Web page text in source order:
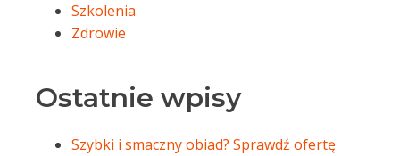
Szkolenia
Zdrowie
Ostatnie wpisy
Szybki i smaczny obiad? Sprawdź ofertę